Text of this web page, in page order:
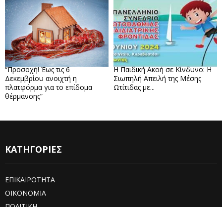
“Προσοχή! Έως τις 6
Δεκεμβρίου ανοιχτή η
πλατφόρμα για το επίδομα
θέρμανσης”
Η Παιδική Ακοή σε Κίνδυνο: Η
Σιωπηλή Απειλή της Μέσης
Ωτίτιδας με...
ΚΑΤΗΓΟΡΙΕΣ
ΕΠΙΚΑΙΡΟΤΗΤΑ
ΟΙΚΟΝΟΜΙΑ